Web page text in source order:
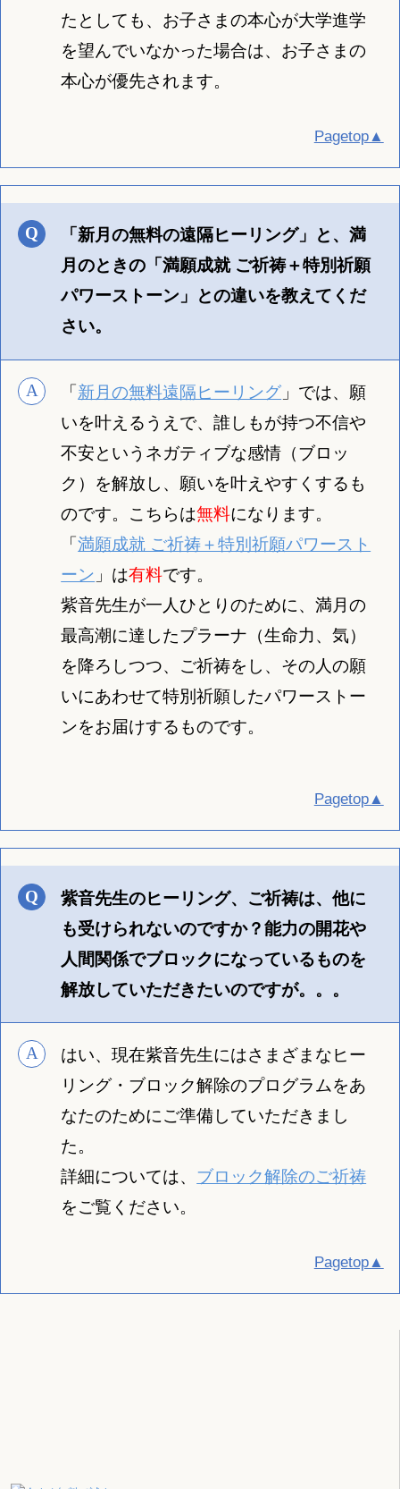
たとしても、お子さまの本心が大学進学
を望んでいなかった場合は、お子さまの
本心が優先されます。
Pagetop▲
「新月の無料の遠隔ヒーリング」と、満
月のときの「満願成就 ご祈祷＋特別祈願
パワーストーン」との違いを教えてくだ
さい。
「新月の無料遠隔ヒーリング 」では、願
いを叶えるうえで、誰しもが持つ不信や
不安というネガティブな感情（ブロッ
ク）を解放し、願いを叶えやすくするも
のです。こちらは無料になります。
「満願成就 ご祈祷＋特別祈願パワースト
ーン 」は有料です。
紫音先生が一人ひとりのために、満月の
最高潮に達したプラーナ（生命力、気）
を降ろしつつ、ご祈祷をし、その人の願
いにあわせて特別祈願したパワーストー
ンをお届けするものです。
Pagetop▲
紫音先生のヒーリング、ご祈祷は、他に
も受けられないのですか？能力の開花や
人間関係でブロックになっているものを
解放していただきたいのですが。。。
はい、現在紫音先生にはさまざまなヒー
リング・ブロック解除のプログラムをあ
なたのためにご準備していただきまし
た。
詳細については、 ブロック解除のご祈祷
をご覧ください。
Pagetop▲